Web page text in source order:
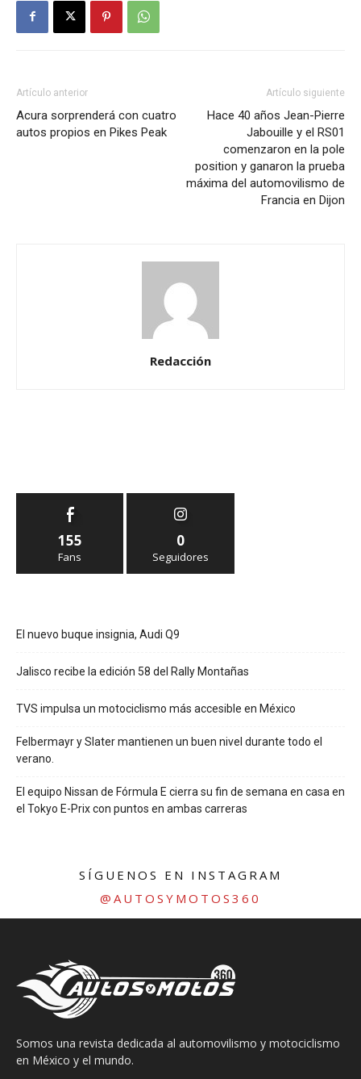
Artículo anterior
Acura sorprenderá con cuatro
autos propios en Pikes Peak
Artículo siguiente
Hace 40 años Jean-Pierre
Jabouille y el RS01
comenzaron en la pole
position y ganaron la prueba
máxima del automovilismo de
Francia en Dijon
Redacción
155
Fans
0
Seguidores
El nuevo buque insignia, Audi Q9
Jalisco recibe la edición 58 del Rally Montañas
TVS impulsa un motociclismo más accesible en México
Felbermayr y Slater mantienen un buen nivel durante todo el
verano.
El equipo Nissan de Fórmula E cierra su fin de semana en casa en
el Tokyo E-Prix con puntos en ambas carreras
SÍGUENOS EN INSTAGRAM
@AUTOSYMOTOS360
Somos una revista dedicada al automovilismo y motociclismo
en México y el mundo.